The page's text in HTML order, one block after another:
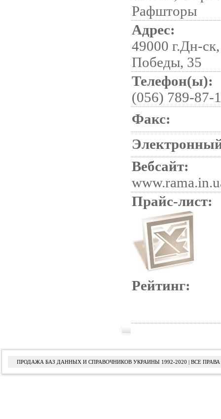
Рафшторы
Адрес:
49000 г.Дн-
Победы, 35
Телефон(ы):
(056) 789-87-
Факс:
Вебсайт:
Прайс-лист:
Рейтинг:
ПРОДАЖА БАЗ ДАННЫХ И СПРАВОЧНИКОВ УКРАИНЫ 1992-2020 | ВСЕ